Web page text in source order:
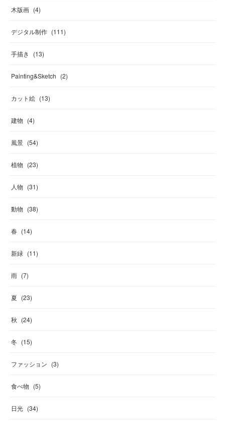
木版画 (4)
デジタル制作 (111)
手描き (13)
Painting&Sketch (2)
カット絵 (13)
建物 (4)
風景 (54)
植物 (23)
人物 (31)
動物 (38)
春 (14)
新緑 (11)
雨 (7)
夏 (23)
秋 (24)
冬 (15)
ファッション (3)
食べ物 (5)
日光 (34)